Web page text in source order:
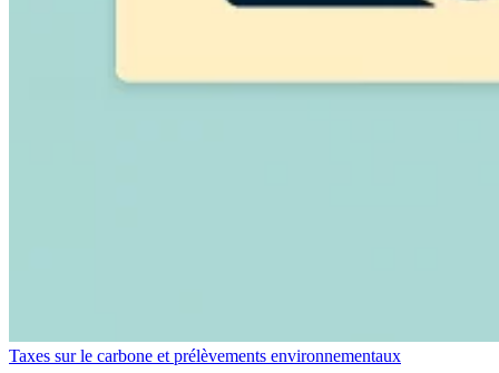
Taxes sur le carbone et prélèvements environnementaux